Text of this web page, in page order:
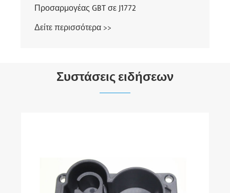
Προσαρμογέας GBT σε J1772
Δείτε περισσότερα >>
Συστάσεις ειδήσεων